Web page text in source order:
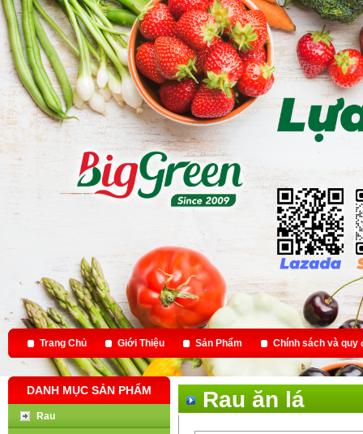
Trang Chủ Giới Thiệu Sản Phẩm Chính sách và quy
DANH MỤC SẢN PHẨM
Rau
Rau ăn lá